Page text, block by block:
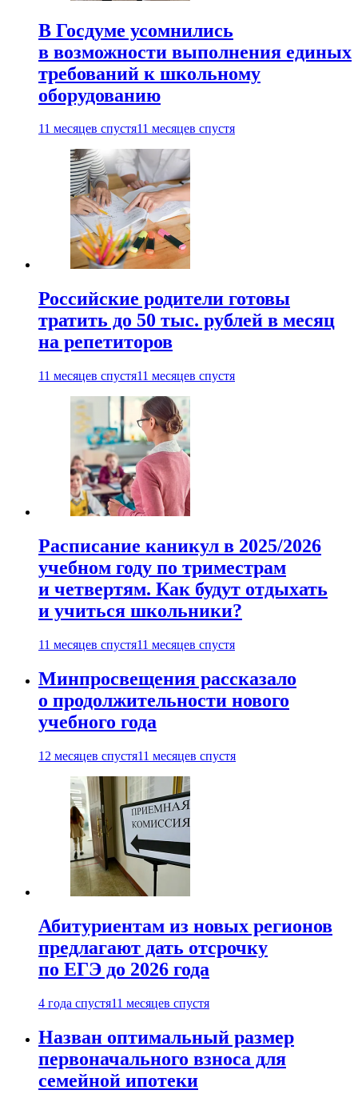
В Госдуме усомнились
в возможности выполнения единых
требований к школьному
оборудованию
11 месяцев спустя11 месяцев спустя
Российские родители готовы
тратить до 50 тыс. рублей в месяц
на репетиторов
11 месяцев спустя11 месяцев спустя
Расписание каникул в 2025/2026
учебном году по триместрам
и четвертям. Как будут отдыхать
и учиться школьники?
11 месяцев спустя11 месяцев спустя
Минпросвещения рассказало
о продолжительности нового
учебного года
12 месяцев спустя11 месяцев спустя
Абитуриентам из новых регионов
предлагают дать отсрочку
по ЕГЭ до 2026 года
4 года спустя11 месяцев спустя
Назван оптимальный размер
первоначального взноса для
семейной ипотеки